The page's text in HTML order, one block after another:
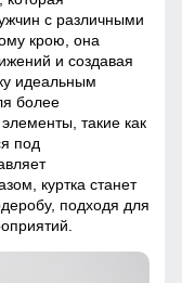
с различными
крою, она
и создавая
идеальным
более
такие как
под
куртка станет
подходя для